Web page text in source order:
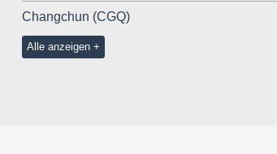
Changchun (CGQ)
Alle anzeigen